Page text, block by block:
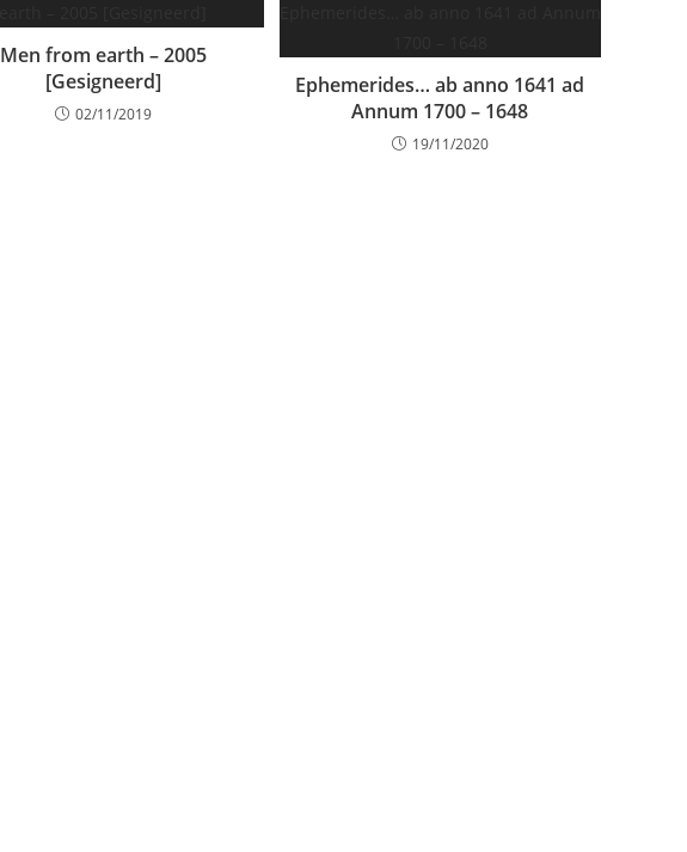
Men from earth – 2005
[Gesigneerd]
02/11/2019
Ephemerides… ab anno 1641 ad
Annum 1700 – 1648
19/11/2020